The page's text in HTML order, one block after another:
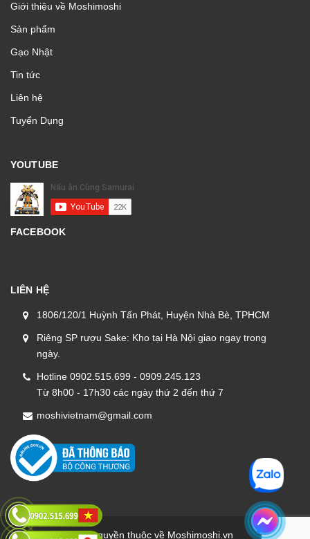
Giới thiệu về Moshimoshi
Sản phẩm
Gạo Nhật
Tin tức
Liên hệ
Tuyển Dụng
YOUTUBE
FACEBOOK
LIÊN HỆ
1806/120/1 Huỳnh Tấn Phát, Huyện Nhà Bè, TPHCM
Riêng SP rượu Sake: Kho tại Hà Nội giao ngay trong
ngày.
Hotline 0902.515.699 - 0909.245.123
Từ 8h00 - 17h30 các ngày thứ 2 đến thứ 7
moshivietnam@gmail.com
Bản quyền thuộc về Moshimoshi.vn